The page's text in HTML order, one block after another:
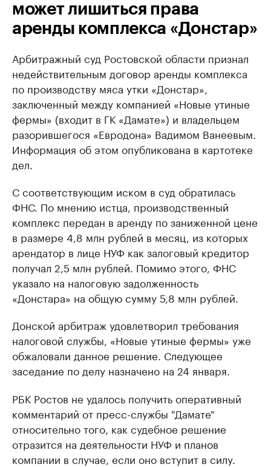
может лишиться права
аренды комплекса «Донстар»
Арбитражный суд Ростовской области признал
недействительным договор аренды комплекса
по производству мяса утки «Донстар»,
заключенный между компанией «Новые утиные
фермы» (входит в ГК «Дамате») и владельцем
разорившегося «Евродона» Вадимом Ванеевым.
Информация об этом опубликована в картотеке
дел.
С соответствующим иском в суд обратилась
ФНС. По мнению истца, производственный
комплекс передан в аренду по заниженной цене
в размере 4,8 млн рублей в месяц, из которых
арендатор в лице НУФ как залоговый кредитор
получал 2,5 млн рублей. Помимо этого, ФНС
указало на налоговую задолженность
«Донстара» на общую сумму 5,8 млн рублей.
Донской арбитраж удовлетворил требования
налоговой службы, «Новые утиные фермы» уже
обжаловали данное решение. Следующее
заседание по делу назначено на 24 января.
РБК Ростов не удалось получить оперативный
комментарий от пресс-службы "Дамате"
относительно того, как судебное решение
отразится на деятельности НУФ и планов
компании в случае, если оно вступит в силу.